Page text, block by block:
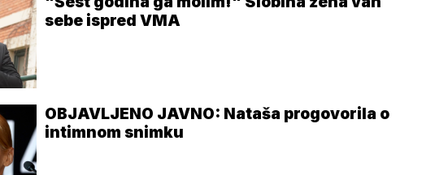
sebe ispred VMA
OBJAVLJENO JAVNO: Nataša progovorila o
intimnom snimku